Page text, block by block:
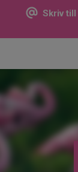
Skriv till